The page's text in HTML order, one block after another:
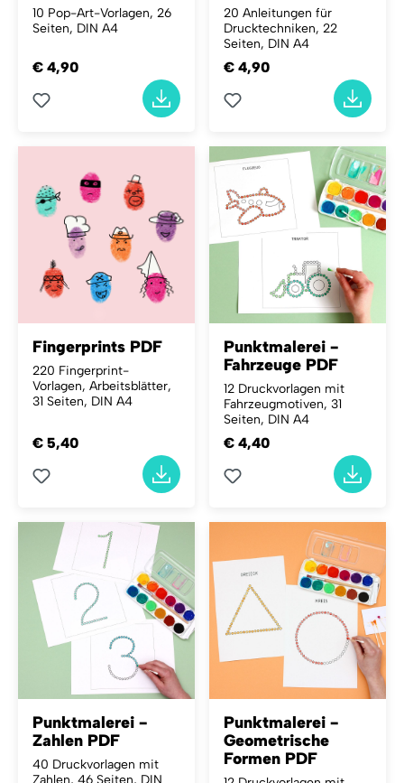
10 Pop-Art-Vorlagen, 26
Seiten, DIN A4
€ 4,90
20 Anleitungen für
Drucktechniken, 22
Seiten, DIN A4
€ 4,90
Fingerprints PDF
220 Fingerprint-
Vorlagen, Arbeitsblätter,
31 Seiten, DIN A4
€ 5,40
Punktmalerei -
Fahrzeuge PDF
12 Druckvorlagen mit
Fahrzeugmotiven, 31
Seiten, DIN A4
€ 4,40
Punktmalerei -
Zahlen PDF
40 Druckvorlagen mit
Zahlen, 46 Seiten, DIN
Punktmalerei -
Geometrische
Formen PDF